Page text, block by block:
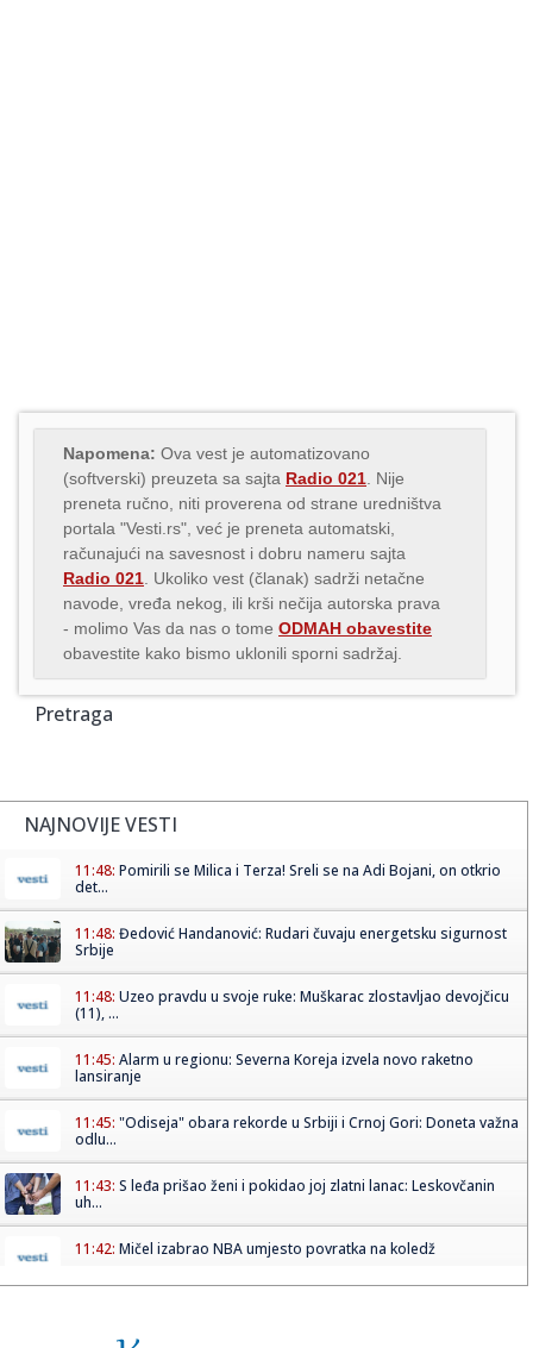
Napomena: Ova vest je automatizovano
(softverski) preuzeta sa sajta Radio 021 . Nije
preneta ručno, niti proverena od strane uredništva
portala "Vesti.rs", već je preneta automatski,
računajući na savesnost i dobru nameru sajta
Radio 021 . Ukoliko vest (članak) sadrži netačne
navode, vređa nekog, ili krši nečija autorska prava
- molimo Vas da nas o tome ODMAH obavestite
obavestite kako bismo uklonili sporni sadržaj.
Pretraga
NAJNOVIJE VESTI
11:48: Pomirili se Milica i Terza! Sreli se na Adi Bojani, on otkrio
det...
11:48: Đedović Handanović: Rudari čuvaju energetsku sigurnost
Srbije
11:48: Uzeo pravdu u svoje ruke: Muškarac zlostavljao devojčicu
(11), ...
11:45: Alarm u regionu: Severna Koreja izvela novo raketno
lansiranje
11:45: "Odiseja" obara rekorde u Srbiji i Crnoj Gori: Doneta važna
odlu...
11:43: S leđa prišao ženi i pokidao joj zlatni lanac: Leskovčanin
uh...
11:42: Mičel izabrao NBA umjesto povratka na koledž